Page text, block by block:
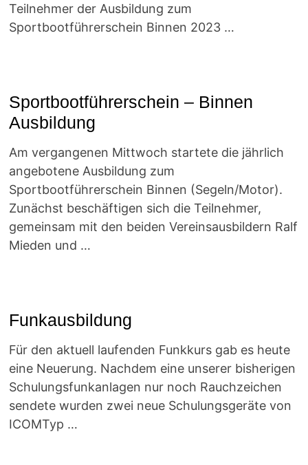
Teilnehmer der Ausbildung zum
Sportbootführerschein Binnen 2023 …
Sportbootführerschein – Binnen
Ausbildung
Am vergangenen Mittwoch startete die jährlich
angebotene Ausbildung zum
Sportbootführerschein Binnen (Segeln/Motor).
Zunächst beschäftigen sich die Teilnehmer,
gemeinsam mit den beiden Vereinsausbildern Ralf
Mieden und …
Funkausbildung
Für den aktuell laufenden Funkkurs gab es heute
eine Neuerung. Nachdem eine unserer bisherigen
Schulungsfunkanlagen nur noch Rauchzeichen
sendete wurden zwei neue Schulungsgeräte von
ICOMTyp …